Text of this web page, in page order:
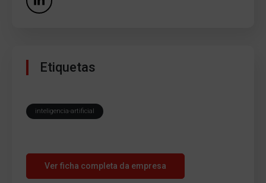
Etiquetas
inteligencia-artificial
Ver ficha completa da empresa